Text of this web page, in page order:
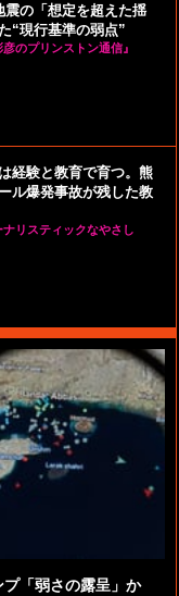
震の「想定を超えた揺
“現行基準の弱点”
のプリンストン通信』
経験と教育で育つ。熊
ル爆発事故が残した教
リスティックなやさし
プ「弱さの露呈」か